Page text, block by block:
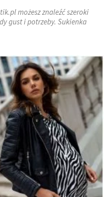
możesz znaleźć szeroki
gust i potrzeby. Sukienka